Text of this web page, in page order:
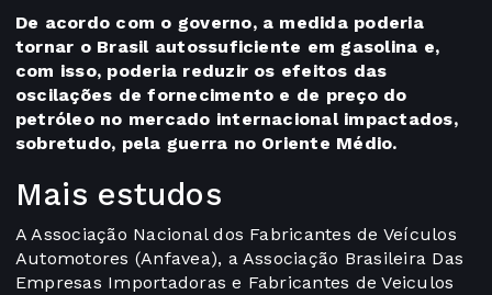
De acordo com o governo, a medida poderia
tornar o Brasil autossuficiente em gasolina e,
com isso, poderia reduzir os efeitos das
oscilações de fornecimento e de preço do
petróleo no mercado internacional impactados,
sobretudo, pela guerra no Oriente Médio.
Mais estudos
A Associação Nacional dos Fabricantes de Veículos
Automotores (Anfavea), a Associação Brasileira Das
Empresas Importadoras e Fabricantes de Veiculos